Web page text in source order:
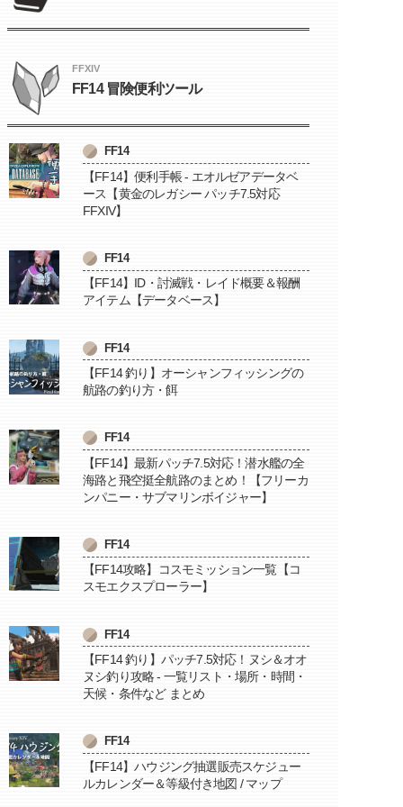
FFXIV
FF14 冒険便利ツール
FF14
【FF14】便利手帳 - エオルゼアデータベ
ース【黄金のレガシー パッチ7.5対応
FFXIV】
FF14
【FF14】ID・討滅戦・レイド概要＆報酬
アイテム【データベース】
FF14
【FF14 釣り】オーシャンフィッシングの
航路の釣り方・餌
FF14
【FF14】最新パッチ7.5対応！潜水艦の全
海路と飛空挺全航路のまとめ！【フリーカ
ンパニー・サブマリンボイジャー】
FF14
【FF14攻略】コスモミッション一覧【コ
スモエクスプローラー】
FF14
【FF14 釣り】パッチ7.5対応！ヌシ＆オオ
ヌシ釣り攻略 - 一覧リスト・場所・時間・
天候・条件など まとめ
FF14
【FF14】ハウジング抽選販売スケジュー
ルカレンダー＆等級付き地図 / マップ